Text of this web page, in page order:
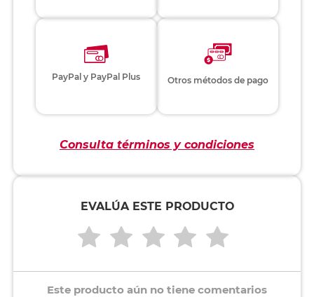
PayPal y PayPal Plus Otros métodos de pago
Consulta términos y condiciones
EVALÚA ESTE PRODUCTO
Este producto aún no tiene comentarios